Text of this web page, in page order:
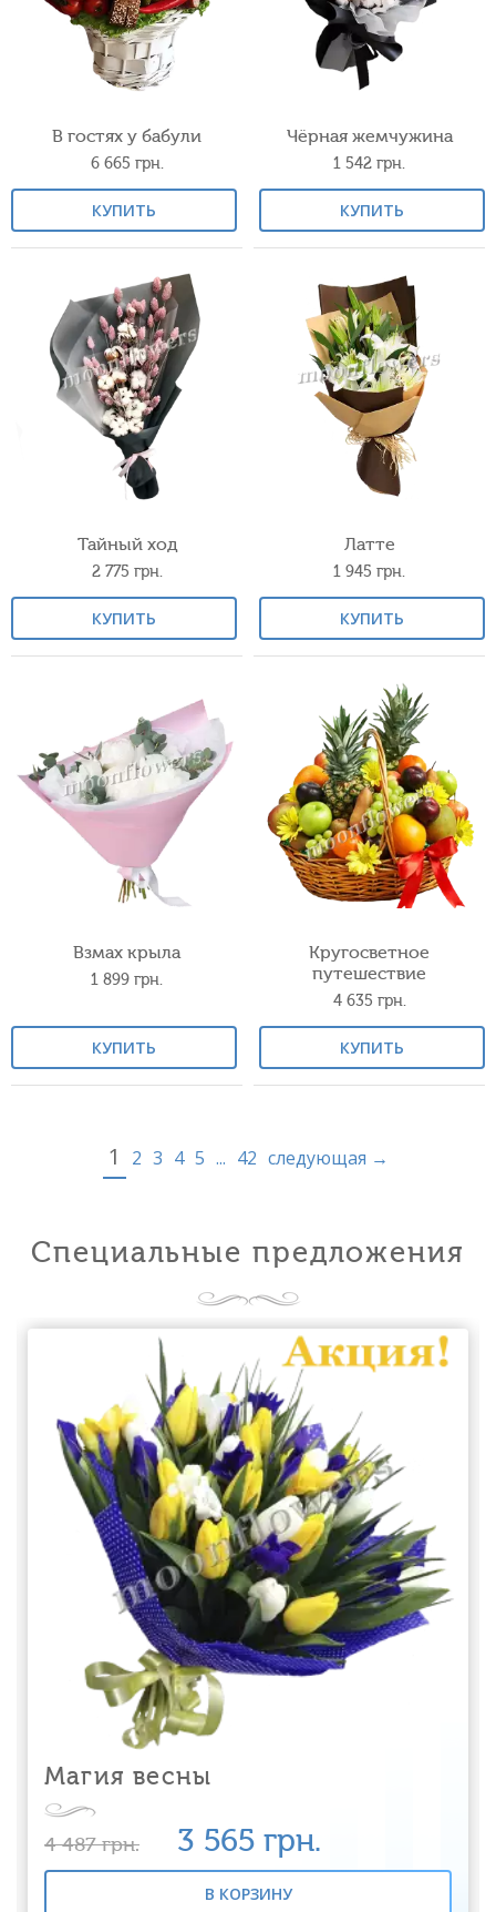
В гостях у бабули
6 665 грн.
КУПИТЬ
Чёрная жемчужина
1 542 грн.
КУПИТЬ
Тайный ход
2 775 грн.
КУПИТЬ
Латте
1 945 грн.
КУПИТЬ
Взмах крыла
1 899 грн.
КУПИТЬ
Кругосветное
путешествие
4 635 грн.
КУПИТЬ
1 2 3 4 5 ... 42 следующая →
Специальные предложения
Магия весны
4 487грн. 3 565 грн.
В КОРЗИНУ